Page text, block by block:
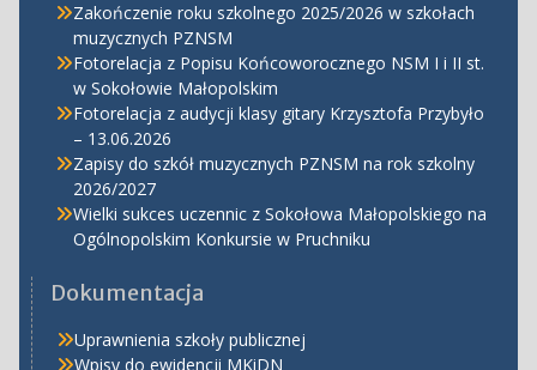
Zakończenie roku szkolnego 2025/2026 w szkołach
muzycznych PZNSM
Fotorelacja z Popisu Końcoworocznego NSM I i II st.
w Sokołowie Małopolskim
Fotorelacja z audycji klasy gitary Krzysztofa Przybyło
– 13.06.2026
Zapisy do szkół muzycznych PZNSM na rok szkolny
2026/2027
Wielki sukces uczennic z Sokołowa Małopolskiego na
Ogólnopolskim Konkursie w Pruchniku
Dokumentacja
Uprawnienia szkoły publicznej
Wpisy do ewidencji MKiDN